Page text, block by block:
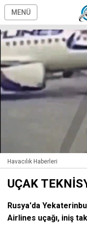
MENÜ
Havacılık Haberleri
UÇAK
Rusya'da
Airlines uçağı, iniş